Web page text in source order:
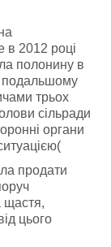
в 2012 році
полонину в
подальшому
трьох
сільради
органи
продати
щастя,
цього